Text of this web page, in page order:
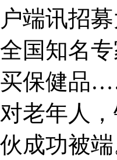
户端讯招
全国知名
买保健品
对老年人
伙成功被